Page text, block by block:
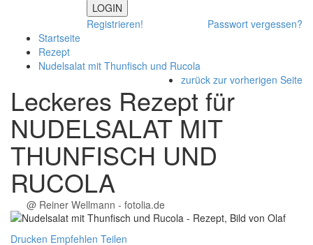
LOGIN
Registrieren!
Passwort vergessen?
Startseite
Rezept
Nudelsalat mit Thunfisch und Rucola
zurück zur vorherigen Seite
Leckeres Rezept für
NUDELSALAT MIT
THUNFISCH UND
RUCOLA
@ Reiner Wellmann - fotolia.de
Drucken Empfehlen Teilen